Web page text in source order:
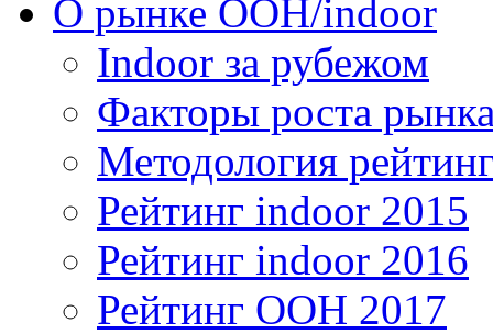
О рынке OOH/indoor
Indoor за рубежом
Факторы роста
Методология
Рейтинг indoor 2015
Рейтинг indoor 2016
Рейтинг OOH 2017